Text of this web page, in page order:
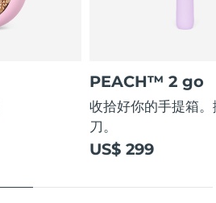
PEACH™ 2 go
收拾好你的手提箱
刀。
US$ 299